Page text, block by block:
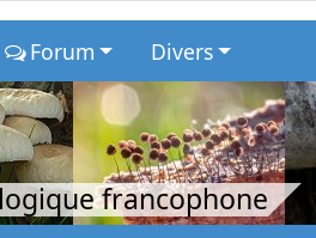
Forum Divers
francophone